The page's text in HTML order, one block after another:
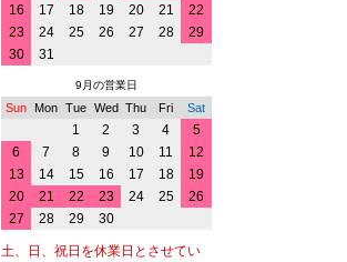
16
17 18 19 20 21
22
23
24 25 26 27 28
29
30
31
9月の営業日
Sun Mon Tue Wed Thu Fri Sat
1 2 3 4
5
6
7 8 9 10 11
12
13
14 15 16 17 18
19
20
21 22 23 24 25
26
27
28 29 30
土、日、祝日を休業日とさせてい